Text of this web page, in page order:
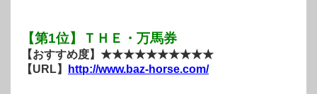
【第1位】ＴＨＥ・万馬券
【おすすめ度】★★★★★★★★★★
【URL】
http://www.baz-horse.com/